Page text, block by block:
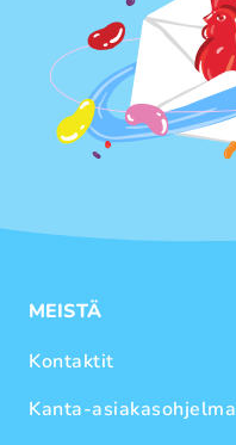
MEISTÄ
Kontaktit
Kanta-asiakasohjelma